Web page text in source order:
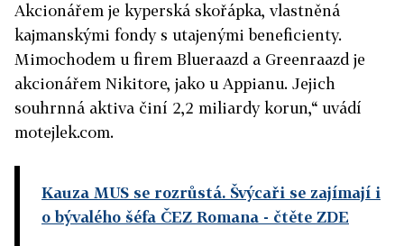
Akcionářem je kyperská skořápka, vlastněná
kajmanskými fondy s utajenými beneficienty.
Mimochodem u firem Blueraazd a Greenraazd je
akcionářem Nikitore, jako u Appianu. Jejich
souhrnná aktiva činí 2,2 miliardy korun,“ uvádí
motejlek.com.
Kauza MUS se rozrůstá. Švýcaři se zajímají i
o bývalého šéfa ČEZ Romana - čtěte ZDE